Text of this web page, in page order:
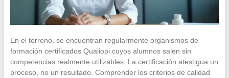
En el terreno, se encuentran regularmente organismos de
formación certificados Qualiopi cuyos alumnos salen sin
competencias realmente utilizables. La certificación atestigua un
proceso, no un resultado. Comprender los criterios de calidad